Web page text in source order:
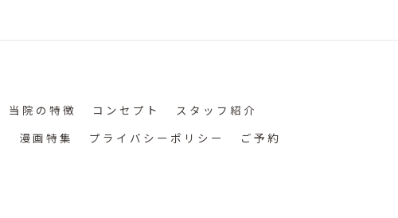
当院の特徴 コンセプト
スタッフ紹介
漫画特集 プライバシーポリシー
ご予約